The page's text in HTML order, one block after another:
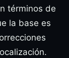
términos de
la base es